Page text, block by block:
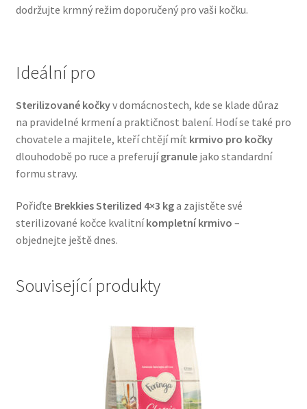
Veterinární dieta pro psy
Vodítka a obojky
Wolf of Wilderness
dodržujte krmný režim doporučený pro vaši kočku.
Ideální pro
Sterilizované kočkyv domácnostech, kde se klade důraz
na pravidelné krmení a praktičnost balení. Hodí se také pro
chovatele a majitele, kteří chtějí mít krmivo pro kočky
dlouhodobě po ruce a preferujígranulejako standardní
formu stravy.
Pořiďte Brekkies Sterilized 4×3 kga zajistěte své
sterilizované kočce kvalitníkompletní krmivo –
objednejte ještě dnes.
Související produkty